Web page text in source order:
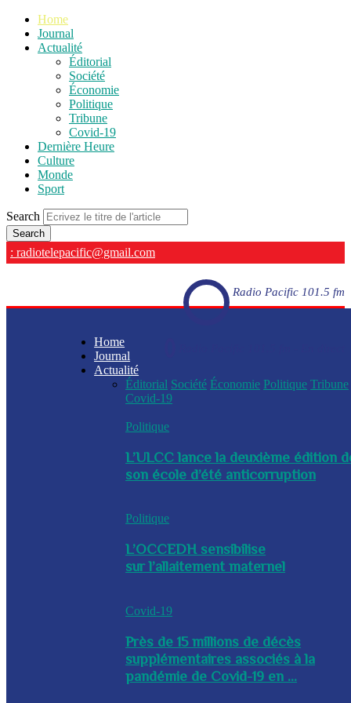
Home
Journal
Actualité
Éditorial
Société
Économie
Politique
Tribune
Covid-19
Dernière Heure
Culture
Monde
Sport
Search
: radiotelepacific@gmail.com
Radio Pacific 101.5 fm
Home
Journal
Actualité
Éditorial Société Économie Politique Tribune
Covid-19
Politique
L’ULCC lance la deuxième édition
son école d’été anticorruption
Politique
L’OCCEDH sensibilise
sur l’allaitement maternel
Covid-19
Près de 15 millions de décès
supplémentaires associés à la
pandémie de Covid-19 en ...